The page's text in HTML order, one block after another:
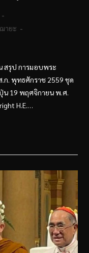
ายะ
สรุป การมอบพระ
ก. พุทธศักราช 2559 ชุด
น 19 พฤศจิกายน พ.ศ.
H.E.…